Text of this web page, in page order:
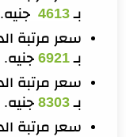
بـ4613 جنيه.
بـ6921 جنيه.
بـ8303 جنيه.